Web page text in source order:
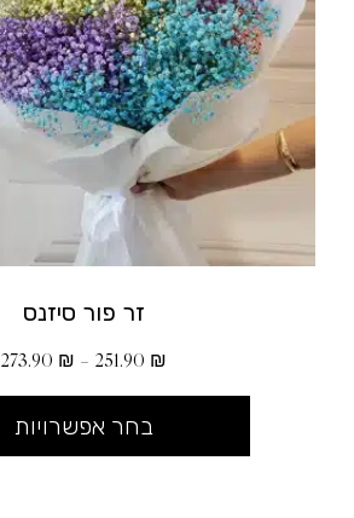
זר פור סיזנס
251.90 ₪
–
273.90 ₪
בחר אפשרויות